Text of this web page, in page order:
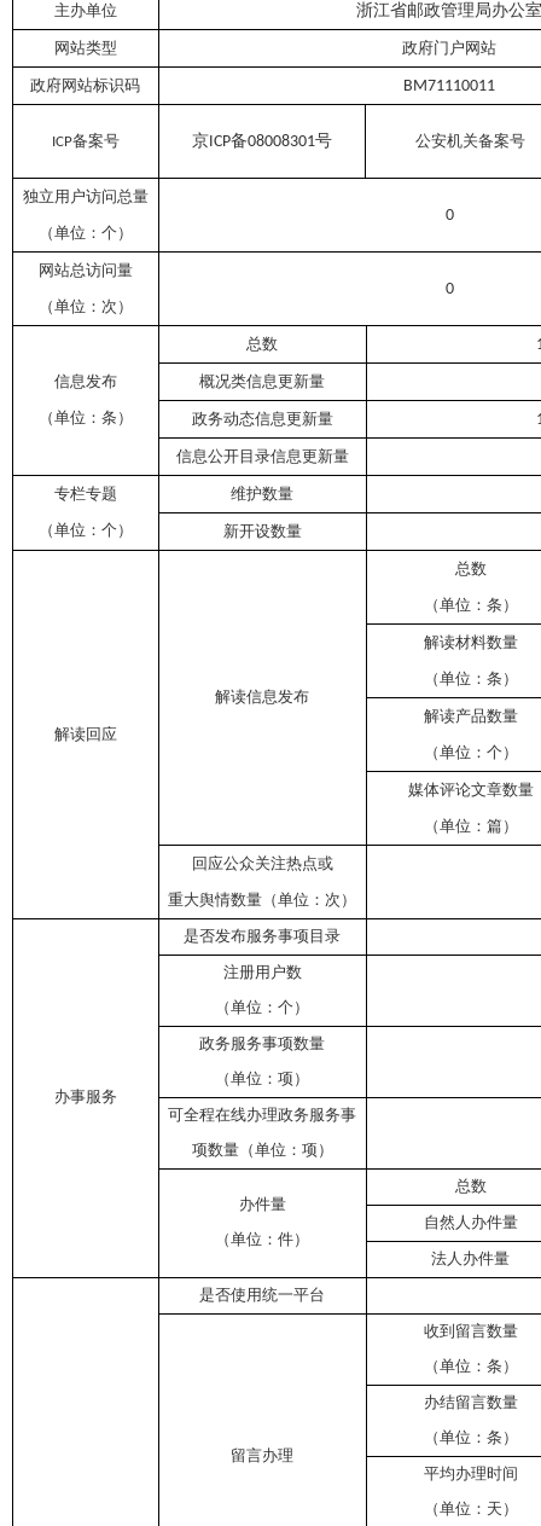
主办单位
浙江省邮政管理局办公
网站类型 政府门户网站
政府网站标识码 BM71110011
ICP备案号 京ICP备08008301号 公安机关备案号
独立用户访问总量
（单位：个）
0
网站总访问量
（单位：次）
0
信息发布
（单位：条）
总数
概况类信息更新量
政务动态信息更新量
信息公开目录信息更新量
专栏专题
（单位：个）
维护数量
新开设数量
解读回应
解读信息发布
总数
（单位：条）
解读材料数量
（单位：条）
解读产品数量
（单位：个）
媒体评论文章数量
（单位：篇）
回应公众关注热点或
重大舆情数量（单位：次）
办事服务
是否发布服务事项目录
注册用户数
（单位：个）
政务服务事项数量
（单位：项）
可全程在线办理政务服务事
项数量（单位：项）
办件量
（单位：件）
总数
自然人办件量
法人办件量
是否使用统一平台
留言办理
收到留言数量
（单位：条）
办结留言数量
（单位：条）
平均办理时间
（单位：天）